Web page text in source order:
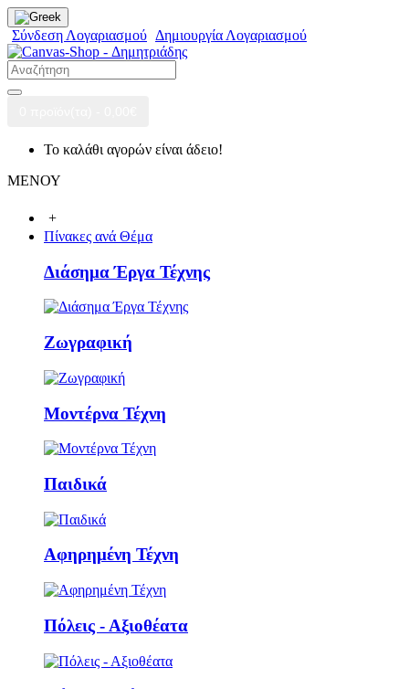
Σύνδεση Λογαριασμού Δημιουργία Λογαριασμού
Το καλάθι αγορών είναι άδειο!
ΜΕΝΟΥ
+
Πίνακες ανά Θέμα
Διάσημα Έργα Τέχνης
Ζωγραφική
Μοντέρνα Τέχνη
Παιδικά
Αφηρημένη Τέχνη
Πόλεις - Αξιοθέατα